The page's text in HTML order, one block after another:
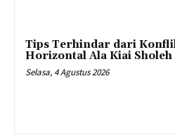
Tips Terhindar dari
Horizontal Ala Kiai Sholeh
Selasa, 4 Agustus 2026